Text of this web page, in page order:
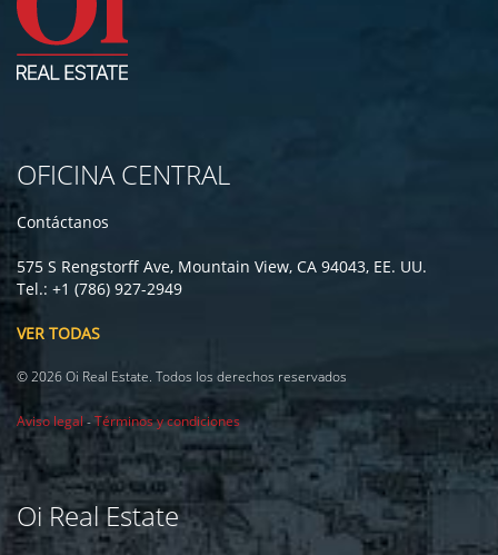
OFICINA CENTRAL
Contáctanos
575 S Rengstorff Ave, Mountain View, CA 94043, EE. UU.
Tel.: +1 (786) 927-2949
VER TODAS
© 2026 Oi Real Estate. Todos los derechos reservados
Aviso legal -Términos y condiciones
Oi Real Estate